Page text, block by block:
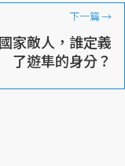
下一篇→
家敵人，誰定義
了遊隼的身分？